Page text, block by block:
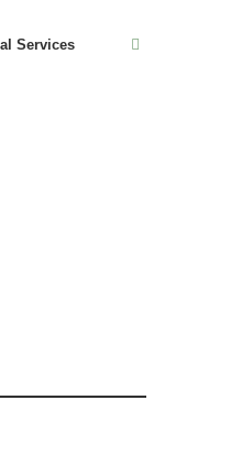
Services